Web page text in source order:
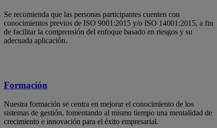
Se recomienda que las personas participantes cuenten con
conocimientos previos de ISO 9001:2015 y/o ISO 14001:2015, a fin
de facilitar la comprensión del enfoque basado en riesgos y su
adecuada aplicación.
Formación
Nuestra formación se centra en mejorar el conocimiento de los
sistemas de gestión, fomentando al mismo tiempo una mentalidad de
crecimiento e innovación para el éxito empresarial.